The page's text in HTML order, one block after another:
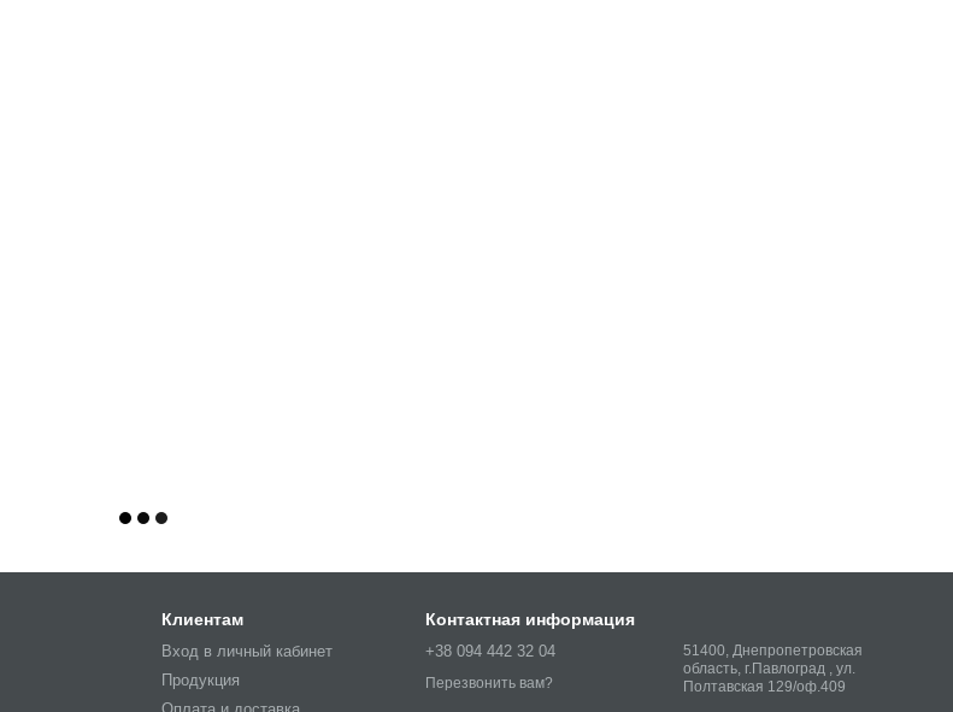
Клиентам
Вход в личный кабинет
Продукция
Контактная информация
+38 094 442 32 04
Перезвонить вам?
51400, Днепропетровская
область, г.Павлоград , ул.
Полтавская 129/оф.409